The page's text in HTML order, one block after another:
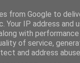
from Google to
Your IP address and
with
of service,
and address